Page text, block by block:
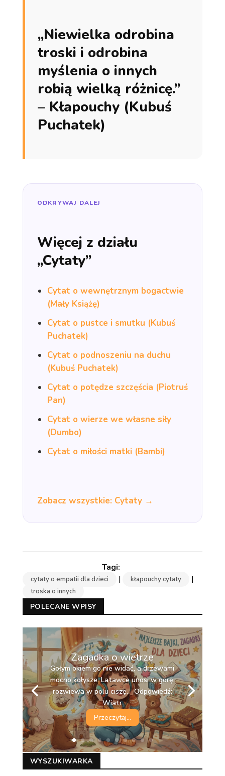
„Niewielka odrobina
troski i odrobina
myślenia o innych
robią wielką różnicę.”
– Kłapouchy (Kubuś
Puchatek)
ODKRYWAJ DALEJ
Więcej z działu
„Cytaty”
Cytat o wewnętrznym bogactwie
(Mały Książę)
Cytat o pustce i smutku (Kubuś
Puchatek)
Cytat o podnoszeniu na duchu
(Kubuś Puchatek)
Cytat o potędze szczęścia (Piotruś
Pan)
Cytat o wierze we własne siły
(Dumbo)
Cytat o miłości matki (Bambi)
Zobacz wszystkie: Cytaty →
cytaty o empatii dla dzieci | kłapouchy cytaty |
troska o innych
POLECANE WPISY
Zagadka o wietrze
Gołym okiem go nie widać, a drzewami
mocno kołysze. Latawce unosi w górę,
rozwiewa w polu ciszę. Odpowiedź:
Wiatr
Przeczytaj...
WYSZUKIWARKA